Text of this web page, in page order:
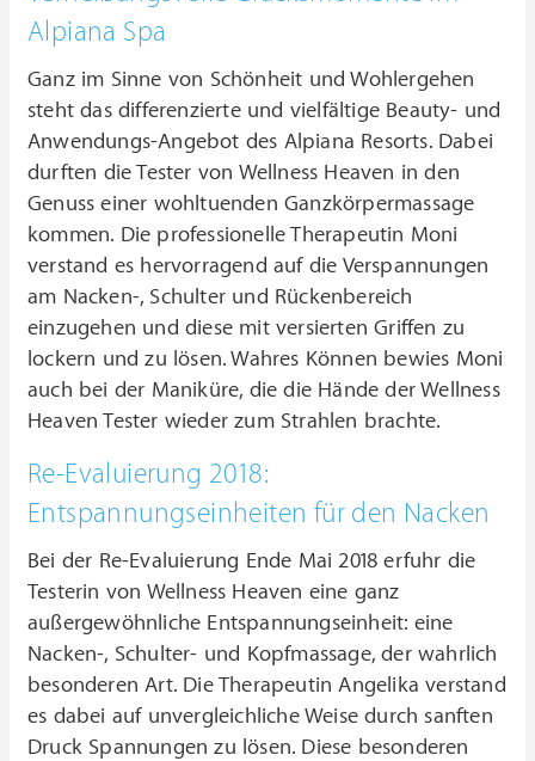
Alpiana Spa
Ganz im Sinne von Schönheit und Wohlergehen
steht das differenzierte und vielfältige Beauty- und
Anwendungs-Angebot des Alpiana Resorts. Dabei
durften die Tester von Wellness Heaven in den
Genuss einer wohltuenden Ganzkörpermassage
kommen. Die professionelle Therapeutin Moni
verstand es hervorragend auf die Verspannungen
am Nacken-, Schulter und Rückenbereich
einzugehen und diese mit versierten Griffen zu
lockern und zu lösen. Wahres Können bewies Moni
auch bei der Maniküre, die die Hände der Wellness
Heaven Tester wieder zum Strahlen brachte.
Re-Evaluierung 2018:
Entspannungseinheiten für den Nacken
Bei der Re-Evaluierung Ende Mai 2018 erfuhr die
Testerin von Wellness Heaven eine ganz
außergewöhnliche Entspannungseinheit: eine
Nacken-, Schulter- und Kopfmassage, der wahrlich
besonderen Art. Die Therapeutin Angelika verstand
es dabei auf unvergleichliche Weise durch sanften
Druck Spannungen zu lösen. Diese besonderen